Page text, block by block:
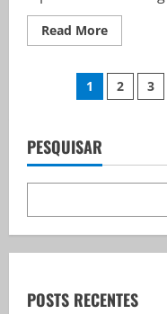
Read MoreRead
more
nos
minutos
São
Silvestre
posts
1 2 3
PESQUISAR
POSTS RECENTES